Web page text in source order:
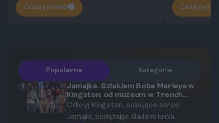
Zadaj pytanie Zadaj
Popularne Kategorie
1
Jamajka. Szlakiem Boba Marleya w
Kingston: od muzeum w Trench
Town po ulubione miejsca artysty.
Odkryj Kingston, pulsujące serce
Jamajki, podążając śladami króla